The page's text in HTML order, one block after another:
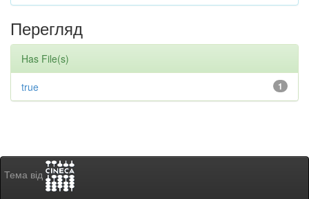
Перегляд
Has File(s)
1
true
Тема від